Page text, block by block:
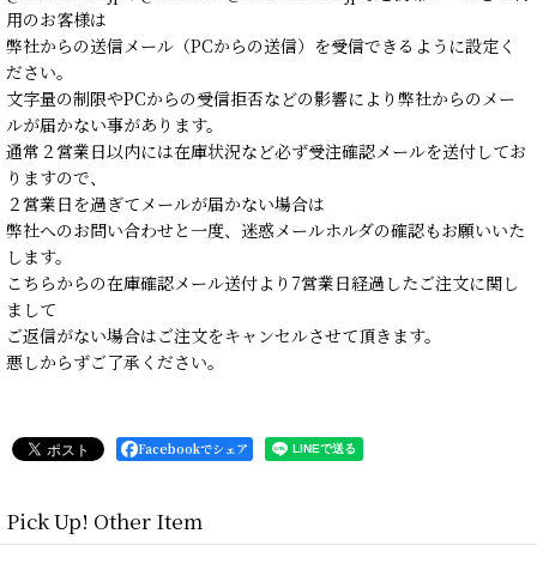
用のお客様は
弊社からの送信メール（PCからの送信）を受信できるように設定く
ださい。
文字量の制限やPCからの受信拒否などの影響により弊社からのメー
ルが届かない事があります。
通常２営業日以内には在庫状況など必ず受注確認メールを送付してお
りますので、
２営業日を過ぎてメールが届かない場合は
弊社へのお問い合わせと一度、迷惑メールホルダの確認もお願いいた
します。
こちらからの在庫確認メール送付より7営業日経過したご注文に関し
まして
ご返信がない場合はご注文をキャンセルさせて頂きます。
悪しからずご了承ください。
Facebookでシェア
Pick Up! Other Item